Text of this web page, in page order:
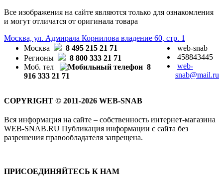
Все изображения на сайте являются только для ознакомления
и могут отличатся от оригинала товара
Москва, ул. Адмирала Корнилова владение 60, стр. 1
Москва
8 495 215 21 71
Регионы
8 800 333 21 71
Моб. тел
8
916 333 21 71
web-snab
458843445
web-
snab@mail.ru
COPYRIGHT © 2011-2026 WEB-SNAB
Вся информация на сайте – собственность интернет-магазина
WEB-SNAB.RU Публикация информации с сайта без
разрешения правообладателя запрещена.
ПРИСОЕДИНЯЙТЕСЬ К НАМ